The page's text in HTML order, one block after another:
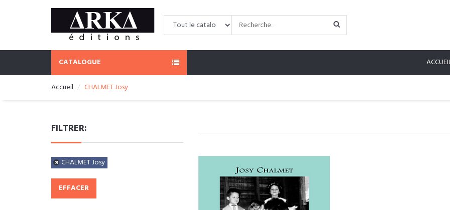
CATALOGUE
Accueil CHALMET Josy
FILTRER:
CHALMET Josy
EFFACER